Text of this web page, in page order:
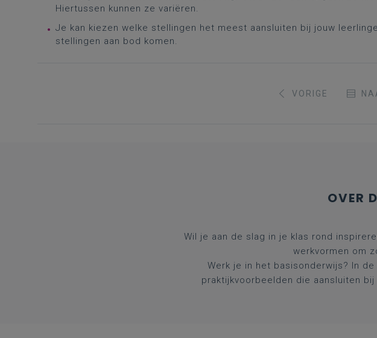
Hiertussen kunnen ze variëren.
Je kan kiezen welke stellingen het meest aansluiten bij jouw
stellingen aan bod komen.
VORIGE
OVER
Wil je aan de slag in je klas rond
werkvormen om
Werk je in het basisonderwijs? In de
praktijkvoorbeelden die aansluiten